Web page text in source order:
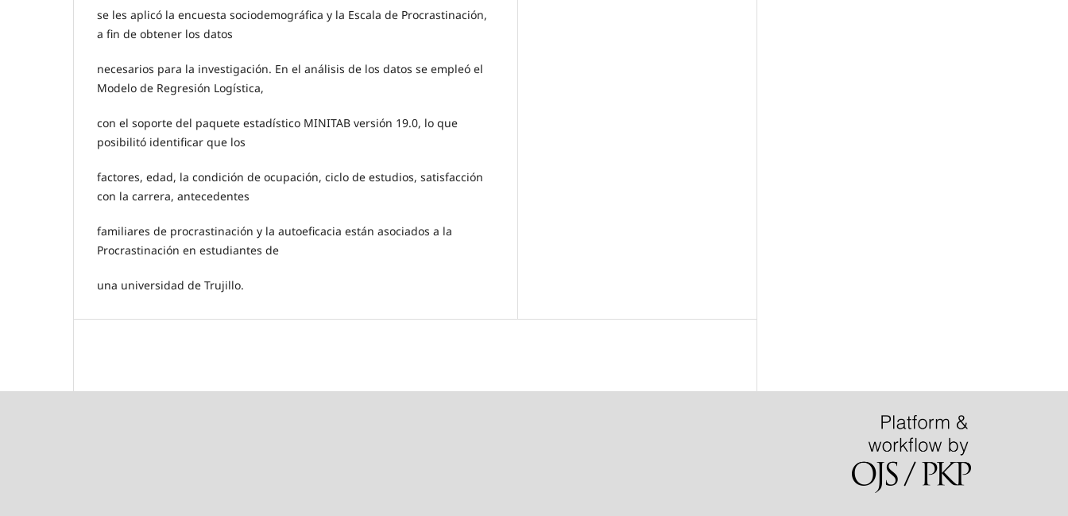
se les aplicó la encuesta sociodemográfica y la Escala de Procrastinación,
a fin de obtener los datos
necesarios para la investigación. En el análisis de los datos se empleó el
Modelo de Regresión Logística,
con el soporte del paquete estadístico MINITAB versión 19.0, lo que
posibilitó identificar que los
factores, edad, la condición de ocupación, ciclo de estudios, satisfacción
con la carrera, antecedentes
familiares de procrastinación y la autoeficacia están asociados a la
Procrastinación en estudiantes de
una universidad de Trujillo.